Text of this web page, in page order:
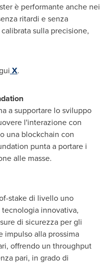
è performante anche nei
ritardi e senza
sulla precisione,
X.
a supportare lo sviluppo
l'interazione con
una blockchain con
punta a portare i
alle masse.
stake di livello uno
innovativa,
di sicurezza per gli
impulso alla prossima
offrendo un throughput
pari, in grado di